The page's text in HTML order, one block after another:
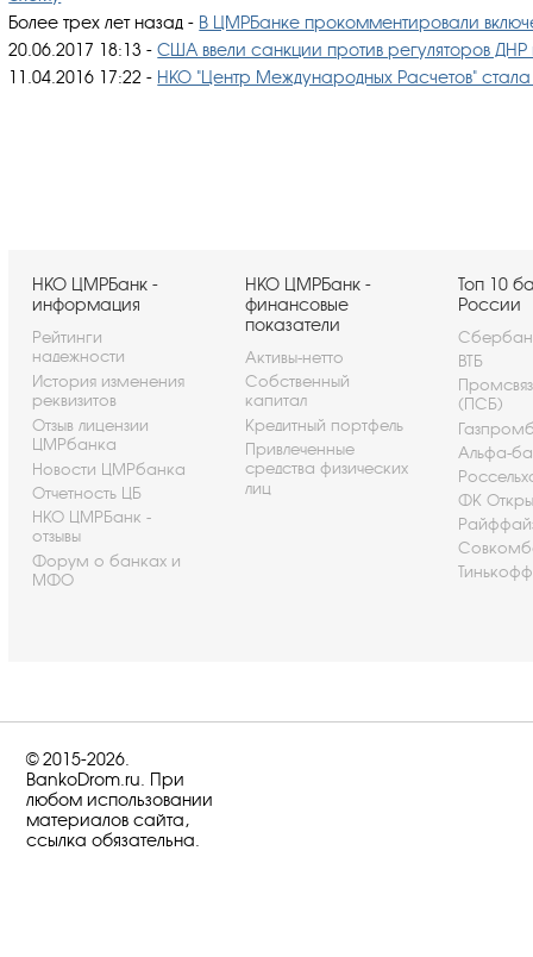
Более трех лет назад- В ЦМРБанке прокомментировали
20.06.2017 18:13- США ввели санкции против регуляторов
11.04.2016 17:22- НКО "Центр Международных Расчетов"
НКО ЦМРБанк -
информация
Рейтинги
надежности
История изменения
реквизитов
Отзыв лицензии
ЦМРбанка
Новости ЦМРбанка
Отчетность ЦБ
НКО ЦМРБанк -
отзывы
Форум о банках и
МФО
НКО ЦМРБанк -
финансовые
показатели
Активы-нетто
Собственный
капитал
Кредитный портфель
Привлеченные
средства физических
лиц
Топ 10
России
ВТБ
(ПСБ)
Альфа-
ФК
© 2015-2026.
BankoDrom.ru. При
любом использовании
материалов сайта,
ссылка обязательна.